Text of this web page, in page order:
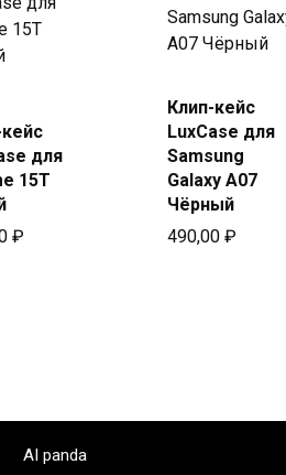
для
15T
₽
Купить
в Beeline
Клип-кейс
LuxCase для
Samsung
Galaxy A07
Чёрный
490,00 ₽
AI panda